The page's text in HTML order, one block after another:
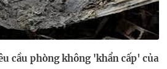
cầu phòng không 'khẩn cấp' của